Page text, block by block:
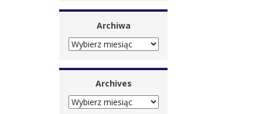
Archiwa
ARCHIWA
Archives
ARCHIVES